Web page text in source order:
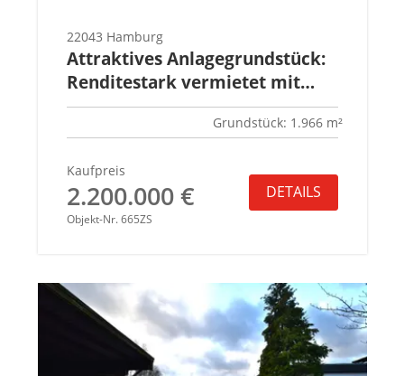
22043 Hamburg
Attraktives Anlagegrundstück:
Renditestark vermietet mit
hohem Entwicklungspotenzial
Grundstück: 1.966 m²
Kaufpreis
2.200.000 €
Objekt-Nr. 665ZS
DETAILS